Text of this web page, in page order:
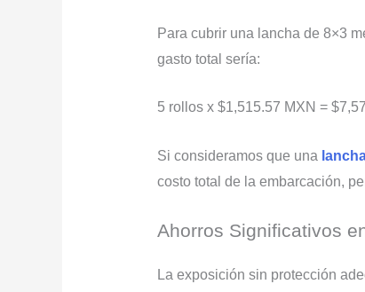
Para cubrir una lancha de 8×3
gasto total sería:
5 rollos x $1,515.57 MXN =
Si consideramos que una
costo total de la embarcación,
Ahorros Significativos
La exposición sin protección